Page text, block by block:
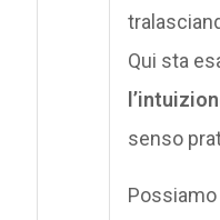
Qui sta
senso